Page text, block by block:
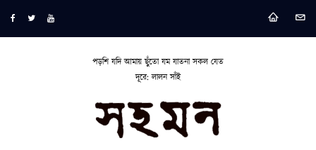
পড়শি যদি আমায় ছুঁতো যম যাতনা সকল যেত
দূরে: লালন সাঁই